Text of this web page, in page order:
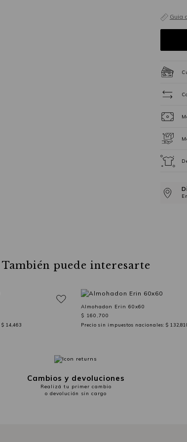
Guia
También puede interesarte
$ 14,463
Almohadon Erin 60x60
$ 160,700
Precio sin impuestos nacionales: $
Cambios y devoluciones
Realizá tu primer cambio
o devolución sin cargo